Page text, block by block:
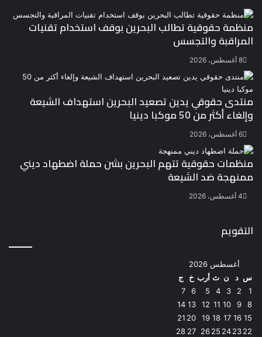
منظمة حقوقية تطالب البحرين بوقف استخدام تقنيات
المراقبة والتجسس
8 أغسطس، 2026
منتدى حقوقي يدين تصعيد البحرين استهداف الشيعة
وإلغاء أكثر من 50 موكبا دينيا
6 أغسطس، 2026
منظمات حقوقية تتهم البحرين بشن حملة اضطهاد ديني
ممنهجة ضد الشيعة
4 أغسطس، 2026
التقويم
أغسطس 2026
س د ن ث أرب خ
ج
1
2
3
4
5
6
7
8
9
10
11
12
13
14
15
16
17
18
19
20
21
22
23
24
25
26
27
28